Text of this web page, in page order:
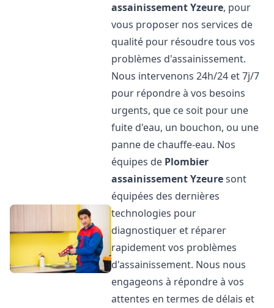
assainissementYzeure, pour
vous proposer nos services de
qualité pour résoudre tous vos
problèmes d'assainissement.
Nous intervenons 24h/24 et 7j/7
pour répondre à vos besoins
urgents, que ce soit pour une
fuite d'eau, un bouchon, ou une
panne de chauffe-eau. Nos
équipes de Plombier
assainissementYzeuresont
équipées des dernières
technologies pour
diagnostiquer et réparer
rapidement vos problèmes
d'assainissement. Nous nous
engageons à répondre à vos
attentes en termes de délais et